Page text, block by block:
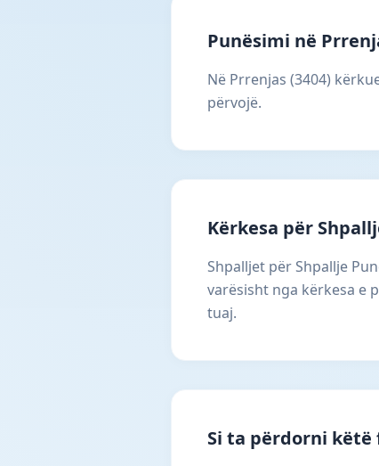
Punësimi në
Në Prrenjas (3404)
përvojë.
Kërkesa për
Shpalljet për Shpallje
varësisht nga kërkesa e
tuaj.
Si ta përdorni këtë